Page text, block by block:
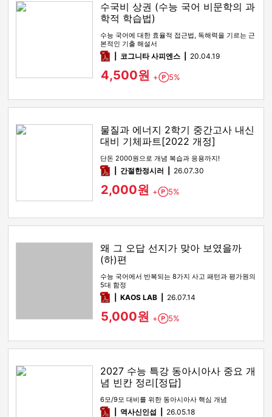
수국비 상권 (수능 국어 비문학의 과
학적 학습법)
수능 국어에 대한 효율적 접근법, 독해력을 기르는 근
본적인 기출 해설서
pdf코그니타 사피엔스 20.04.19
4,500원 + Point
5%
물질과 에너지 2학기 중간고사 내신
대비 기체파트[2022 개정]
단돈 2000원으로 개념 복습과 응용까지!
pdf간절한정시러 26.07.30
2,000원 + Point
5%
왜 그 오답 선지가 맞아 보였을까
(하)편
수능 국어에서 반복되는 8가지 사고 패턴과 평가원의
5대 함정
pdfKAOS LAB 26.07.14
5,000원 + Point
5%
2027 수능 특강 동아시아사 중요 개
념 빈칸 정리[정답]
6모/9모 대비를 위한 동아시아사 핵심 개념
pdf역사신인섭 26.05.18